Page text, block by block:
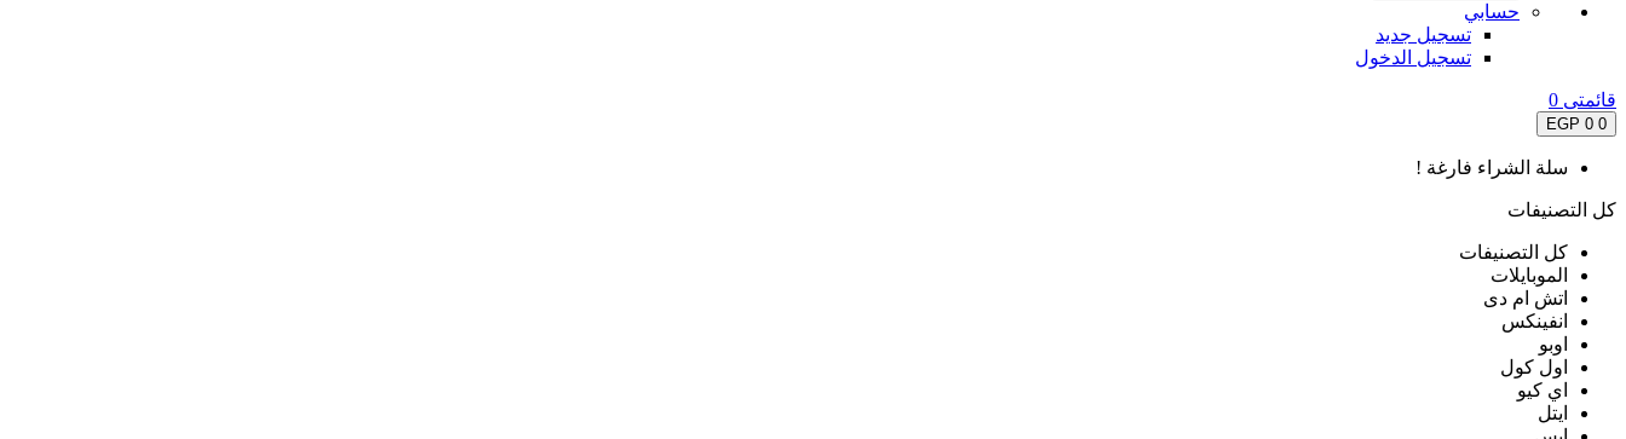
حسابي
تسجيل جديد
تسجيل الدخول
قائمتى 0
0
0 EGP
سلة الشراء فارغة !
كل التصنيفات
كل التصنيفات
الموبايلات
اتش ام دى
انفينكس
اوبو
اول كول
اي كيو
ايتل